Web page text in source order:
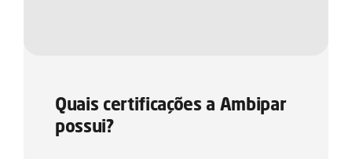
Quais certificações a Ambipar
possui?